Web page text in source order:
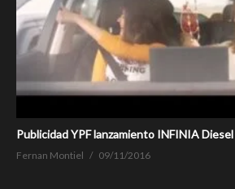
Publicidad YPF lanzamiento INFINIA
Fernan Montiel 09/11/2016